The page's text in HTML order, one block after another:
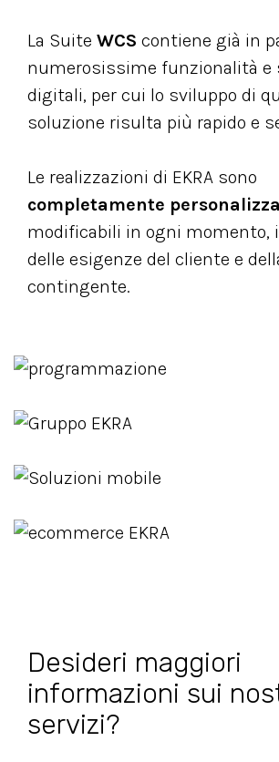
La Suite WCS contiene già in
numerosissime funzionalità
digitali, per cui lo sviluppo di
soluzione risulta più rapido e
Le realizzazioni di EKRA sono
completamente
modificabili in ogni momento,
delle esigenze del cliente e
contingente.
Desideri maggiori
informazioni sui
servizi?